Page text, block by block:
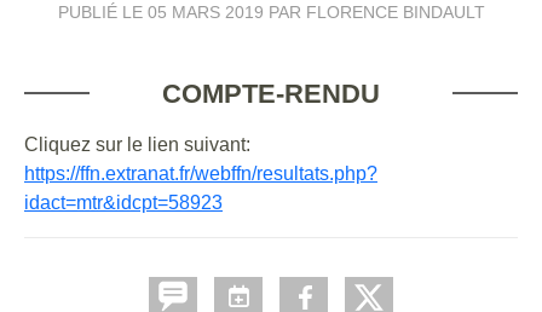
PUBLIÉ LE 05 MARS 2019 PAR FLORENCE BINDAULT
COMPTE-RENDU
Cliquez sur le lien suivant:
https://ffn.extranat.fr/webffn/resultats.php?
idact=mtr&idcpt=58923